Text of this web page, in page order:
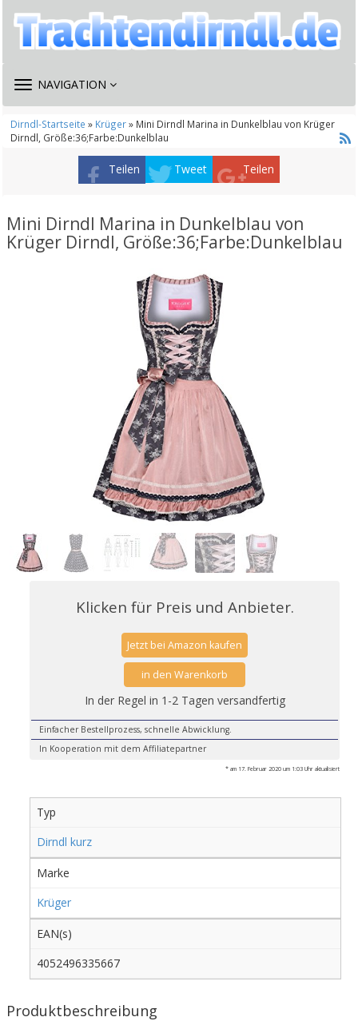
TOGGLE
NAVIGATION
Dirndl-Startseite » Krüger» Mini Dirndl Marina in Dunkelblau von Krüger
Dirndl, Größe:36;Farbe:Dunkelblau
Teilen Tweet Teilen
Mini Dirndl Marina in Dunkelblau von
Krüger Dirndl, Größe:36;Farbe:Dunkelblau
Klicken für Preis und Anbieter.
Jetzt bei Amazon kaufen
in den Warenkorb
In der Regel in 1-2 Tagen versandfertig
Einfacher Bestellprozess, schnelle Abwicklung.
In Kooperation mit dem Affiliatepartner
* am 17. Februar 2020 um 1:03 Uhr aktualisiert
Typ
Dirndl kurz
Marke
Krüger
EAN(s)
4052496335667
Produktbeschreibung